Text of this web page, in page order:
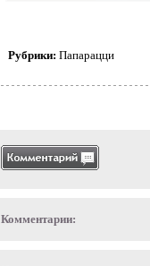
Рубрики: Папарацци
Комментарии: